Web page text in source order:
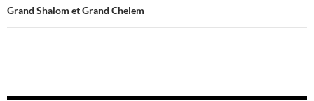
Grand Shalom et Grand Chelem